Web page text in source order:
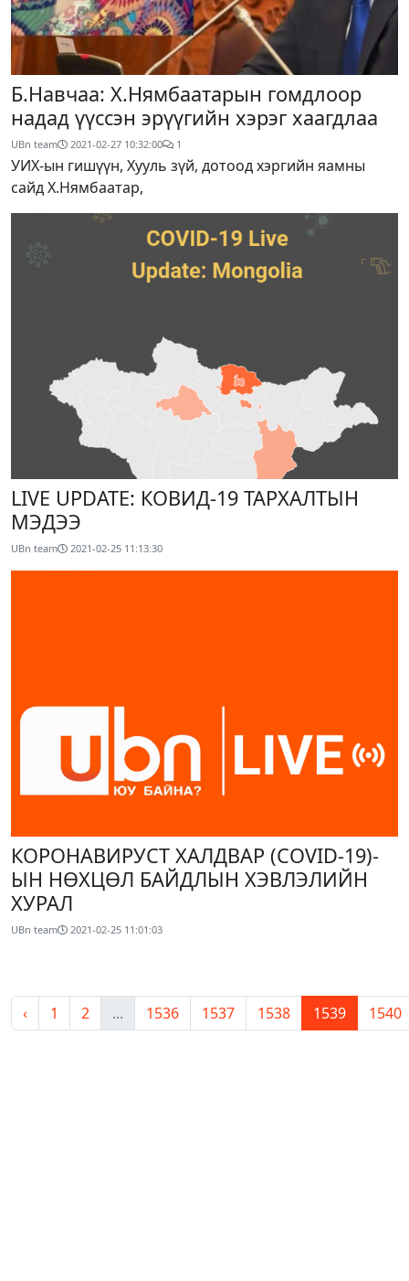
Б.Навчаа: Х.Нямбаатарын гомдлоор
надад үүссэн эрүүгийн хэрэг хаагдлаа
UBn team 2021-02-27 10:32:00 1
УИХ-ын гишүүн, Хууль зүй, дотоод хэргийн яамны
сайд Х.Нямбаатар,
LIVE UPDATE: КОВИД-19 ТАРХАЛТЫН
МЭДЭЭ
UBn team 2021-02-25 11:13:30
КОРОНАВИРУСТ ХАЛДВАР (COVID-19)-
ЫН НӨХЦӨЛ БАЙДЛЫН ХЭВЛЭЛИЙН
ХУРАЛ
UBn team 2021-02-25 11:01:03
‹ 1 2 ... 1536 1537 1538 1539 1540